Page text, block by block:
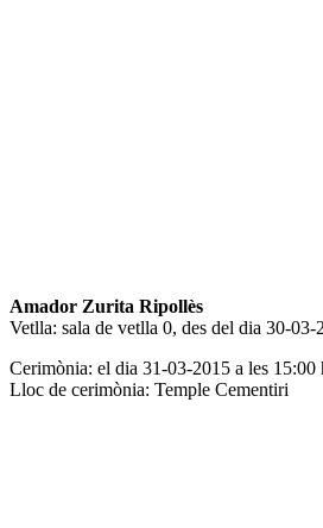
Amador Zurita Ripollès
Vetlla: sala de vetlla 0, des del dia 30-03-
Cerimònia: el dia 31-03-2015 a les 15:00
Lloc de cerimònia: Temple Cementiri